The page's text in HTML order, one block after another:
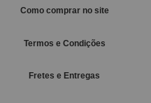
Como comprar no site
Termos e Condições
Fretes e Entregas